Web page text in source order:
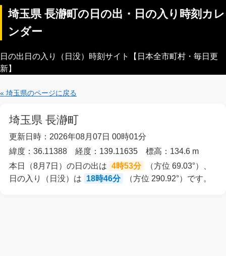
埼玉県 長瀞町の日の出・日の入り時刻カレ
ンダー
日の出日の入り（日没）時刻サイト【日本全市町村・毎日更
新】
« 埼玉県のページに戻る
埼玉県 長瀞町
更新日時：2026年08月07日 00時01分
緯度：36.11388 経度：139.11635 標高：134.6 m
本日（8月7日）の日の出は 4時53分
（方位 69.03°）、
日の入り（日没）は
18時46分 （方位 290.92°）です。